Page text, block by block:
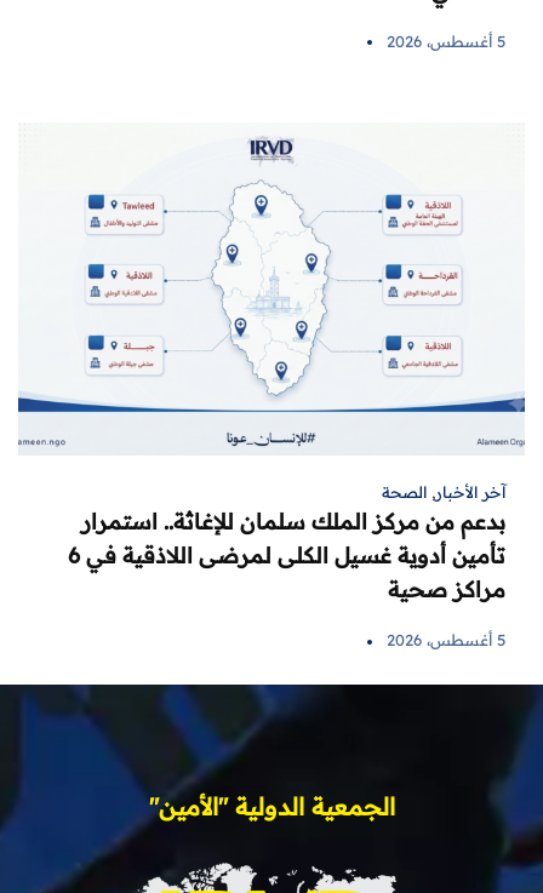
5 أغسطس، 2026
آخر الأخبار, الصحة
بدعم من مركز الملك سلمان للإغاثة.. استمرار
تأمين أدوية غسيل الكلى لمرضى اللاذقية في 6
مراكز صحية
5 أغسطس، 2026
الجمعية الدولية "الأمين"